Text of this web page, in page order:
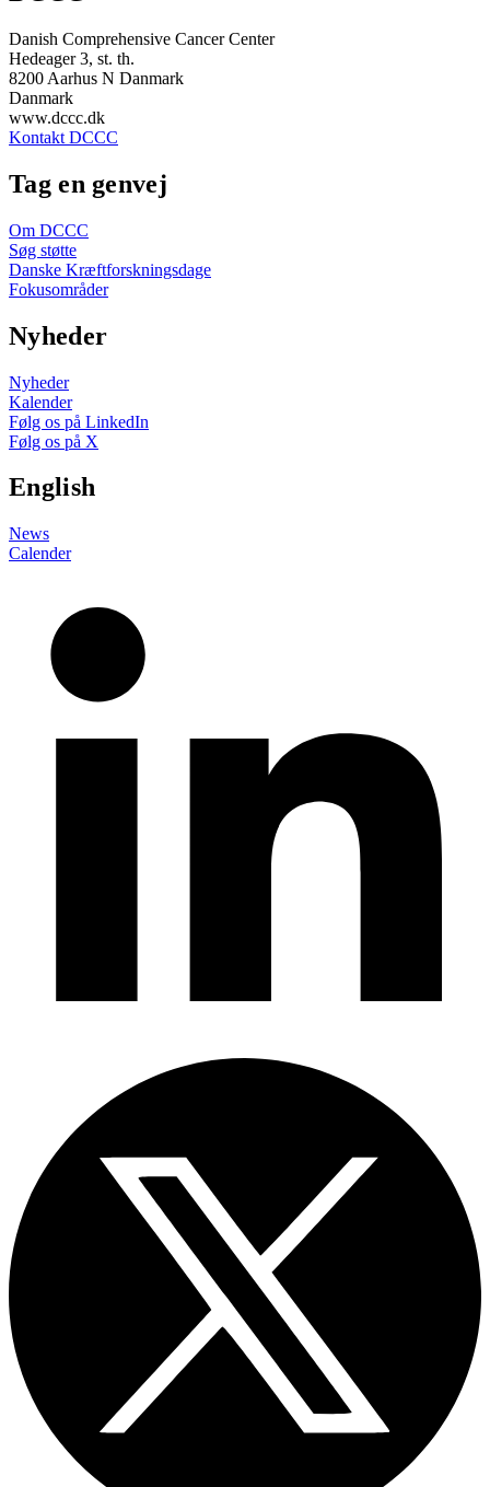
Danish Comprehensive Cancer Center
Hedeager 3, st. th.
8200 Aarhus N Danmark
Danmark
www.dccc.dk
Kontakt DCCC
Tag en genvej
Om DCCC
Søg støtte
Danske Kræftforskningsdage
Fokusområder
Nyheder
Nyheder
Kalender
Følg os på LinkedIn
Følg os på X
English
News
Calender